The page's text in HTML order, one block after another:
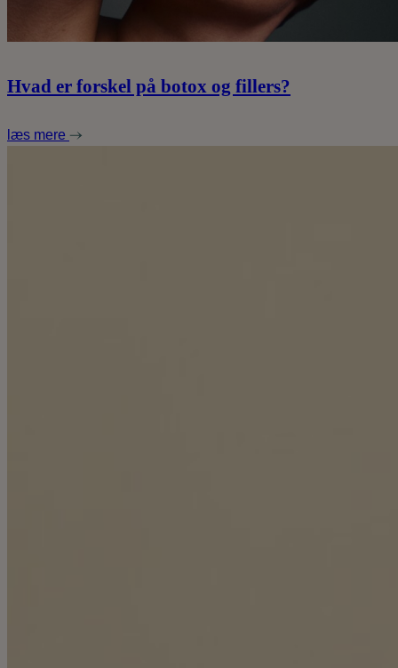
Hvad er forskel på botox og fillers?
læs mere